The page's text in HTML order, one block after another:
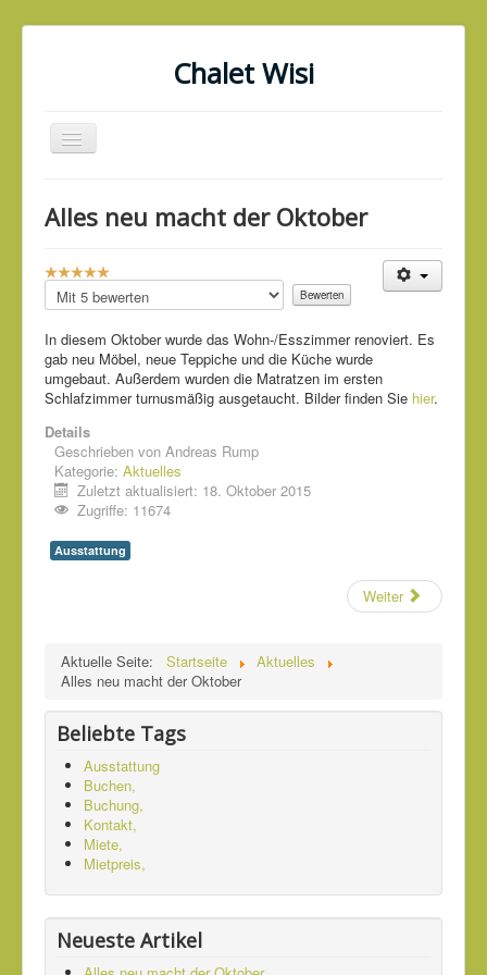
Chalet Wisi
Navigation
an/aus
Chalet Wisi
Preise und Kontakt
Anfahrt
Wetter
Umgebung
Impressum u. Datenschutz
Aktuelles
Alles neu macht der Oktober
B
e
w
r
t
u
n
g
5
Bitte
bewerten
In diesem Oktober wurde das Wohn-/Esszimmer renoviert. Es
gab neu Möbel, neue Teppiche und die Küche wurde
umgebaut. Außerdem wurden die Matratzen im ersten
Schlafzimmer turnusmäßig ausgetaucht. Bilder finden Sie hier.
Details
Geschrieben von Andreas Rump
Kategorie: Aktuelles
Zuletzt aktualisiert: 18. Oktober 2015
Zugriffe: 11674
Ausstattung
Weiter
Aktuelle Seite: Startseite
Aktuelles
Alles neu macht der Oktober
Beliebte Tags
Ausstattung
Buchen,
Buchung,
Kontakt,
Miete,
Mietpreis,
Neueste Artikel